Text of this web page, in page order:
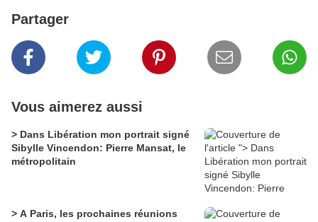
Partager
Vous aimerez aussi
> Dans Libération mon portrait signé
Sibylle Vincendon: Pierre Mansat, le
métropolitain
> A Paris, les prochaines réunions